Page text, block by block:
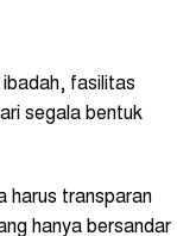
ibadah, fasilitas
segala bentuk
harus transparan
hanya bersandar